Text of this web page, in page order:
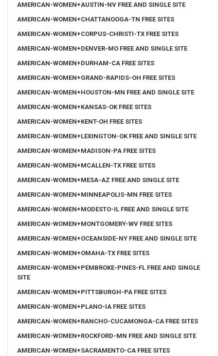
AMERICAN-WOMEN+AUSTIN-NV FREE AND SINGLE SITE
AMERICAN-WOMEN+CHATTANOOGA-TN FREE SITES
AMERICAN-WOMEN+CORPUS-CHRISTI-TX FREE SITES
AMERICAN-WOMEN+DENVER-MO FREE AND SINGLE SITE
AMERICAN-WOMEN+DURHAM-CA FREE SITES
AMERICAN-WOMEN+GRAND-RAPIDS-OH FREE SITES
AMERICAN-WOMEN+HOUSTON-MN FREE AND SINGLE SITE
AMERICAN-WOMEN+KANSAS-OK FREE SITES
AMERICAN-WOMEN+KENT-OH FREE SITES
AMERICAN-WOMEN+LEXINGTON-OK FREE AND SINGLE SITE
AMERICAN-WOMEN+MADISON-PA FREE SITES
AMERICAN-WOMEN+MCALLEN-TX FREE SITES
AMERICAN-WOMEN+MESA-AZ FREE AND SINGLE SITE
AMERICAN-WOMEN+MINNEAPOLIS-MN FREE SITES
AMERICAN-WOMEN+MODESTO-IL FREE AND SINGLE SITE
AMERICAN-WOMEN+MONTGOMERY-WV FREE SITES
AMERICAN-WOMEN+OCEANSIDE-NY FREE AND SINGLE SITE
AMERICAN-WOMEN+OMAHA-TX FREE SITES
AMERICAN-WOMEN+PEMBROKE-PINES-FL FREE AND SINGLE
SITE
AMERICAN-WOMEN+PITTSBURGH-PA FREE SITES
AMERICAN-WOMEN+PLANO-IA FREE SITES
AMERICAN-WOMEN+RANCHO-CUCAMONGA-CA FREE SITES
AMERICAN-WOMEN+ROCKFORD-MN FREE AND SINGLE SITE
AMERICAN-WOMEN+SACRAMENTO-CA FREE SITES